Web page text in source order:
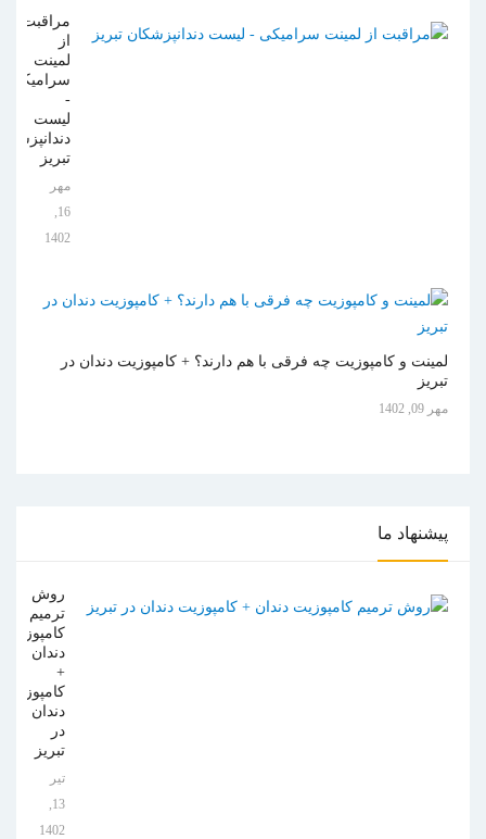
مراقبت
از
لمینت
سرامیکی
-
لیست
تبریز
مهر
16,
1402
لمینت و کامپوزیت چه فرقی با هم دارند؟ + کامپوزیت دندان در
تبریز
مهر 09, 1402
پیشنهاد ما
روش
ترمیم
کامپوزیت
دندان
+
کامپوزیت
دندان
در
تبریز
تیر
13,
1402